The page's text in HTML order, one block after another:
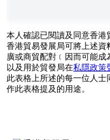
本人確認已閱讀及同意香港
香港貿易發展局可將上述
廣或商貿配對﹝因而可能成
以及用於貿發局在私隱政策
此表格上所述的每一位人
作此表格提及的用途。